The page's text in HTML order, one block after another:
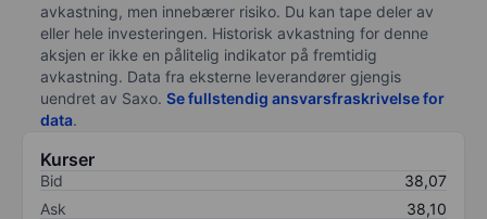
avkastning, men innebærer risiko. Du kan tape deler av
eller hele investeringen. Historisk avkastning for denne
aksjen er ikke en pålitelig indikator på fremtidig
avkastning. Data fra eksterne leverandører gjengis
uendret av Saxo. Se fullstendig ansvarsfraskrivelse for
data.
Kurser
Bid
38,07
Ask
38,10